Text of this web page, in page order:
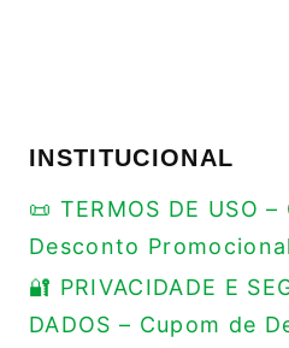
INSTITUCIONAL
📜 TERMOS DE USO
Desconto Promocional
🔐 PRIVACIDADE E
DADOS – Cupom de